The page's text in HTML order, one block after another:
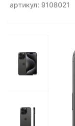
артикул: 9108021